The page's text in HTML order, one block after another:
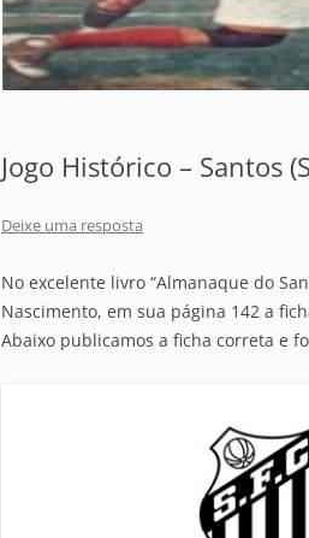
Jogo Histórico – Santos
Deixe uma resposta
No excelente livro “Almanaque do
Nascimento, em sua página 142 a
Abaixo publicamos a ficha correta e